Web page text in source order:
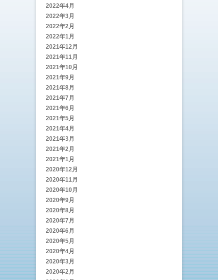
2022年4月
2022年3月
2022年2月
2022年1月
2021年12月
2021年11月
2021年10月
2021年9月
2021年8月
2021年7月
2021年6月
2021年5月
2021年4月
2021年3月
2021年2月
2021年1月
2020年12月
2020年11月
2020年10月
2020年9月
2020年8月
2020年7月
2020年6月
2020年5月
2020年4月
2020年3月
2020年2月